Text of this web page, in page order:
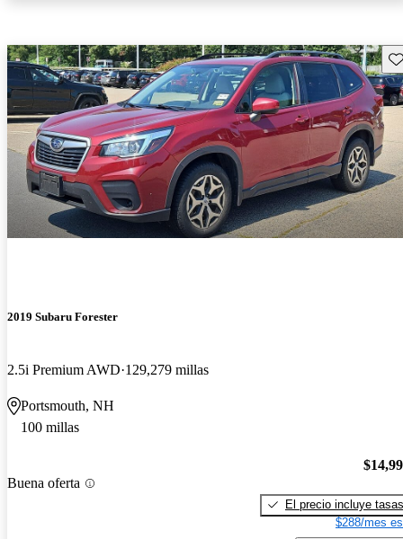
2019 Subaru Forester
2.5i Premium AWD 129,279 millas
Portsmouth, NH
100 millas
Buena oferta
El precio incluye tasas
$288/mes